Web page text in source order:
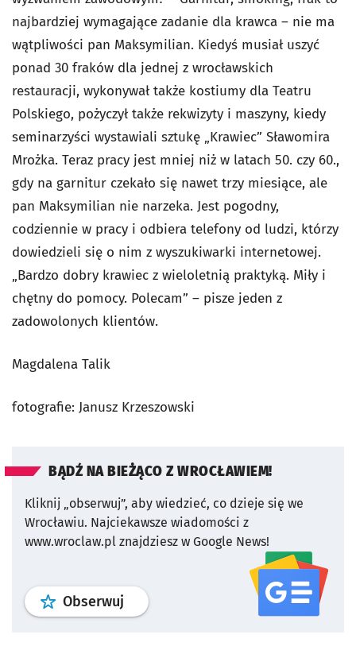
najbardziej wymagające zadanie dla krawca – nie ma
wątpliwości pan Maksymilian. Kiedyś musiał uszyć
ponad 30 fraków dla jednej z wrocławskich
restauracji, wykonywał także kostiumy dla Teatru
Polskiego, pożyczył także rekwizyty i maszyny, kiedy
seminarzyści wystawiali sztukę „Krawiec” Sławomira
Mrożka. Teraz pracy jest mniej niż w latach 50. czy 60.,
gdy na garnitur czekało się nawet trzy miesiące, ale
pan Maksymilian nie narzeka. Jest pogodny,
codziennie w pracy i odbiera telefony od ludzi, którzy
dowiedzieli się o nim z wyszukiwarki internetowej.
„Bardzo dobry krawiec z wieloletnią praktyką. Miły i
chętny do pomocy. Polecam” – pisze jeden z
zadowolonych klientów.
Magdalena Talik
fotografie: Janusz Krzeszowski
BĄDŹ NA BIEŻĄCO Z WROCŁAWIEM!
Kliknij „obserwuj”, aby wiedzieć, co dzieje się we
Wrocławiu. Najciekawsze wiadomości z
www.wroclaw.pl znajdziesz w Google News!
Obserwuj profil serwisu